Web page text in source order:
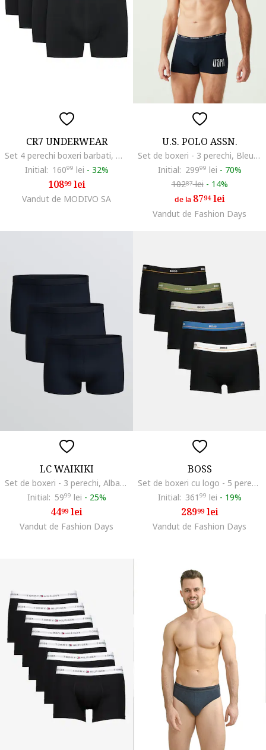
CR7 UNDERWEAR
Set 4 perechi boxeri barbati, Negru
Initial: 16099 lei - 32%
10899lei
Vandut de MODIVO SA
U.S. POLO ASSN.
Set de boxeri - 3 perechi, Bleumarin
Initial: 29999 lei - 70%
10287lei - 14%
de la 8794lei
Vandut de Fashion Days
LC WAIKIKI
Set de boxeri - 3 perechi, Albastru ultramarin
Initial: 5999 lei - 25%
4499lei
Vandut de Fashion Days
BOSS
Set de boxeri cu logo - 5 perechi, Negru/Gri cenusiu
Initial: 361 99 lei - 19%
28999lei
Vandut de Fashion Days